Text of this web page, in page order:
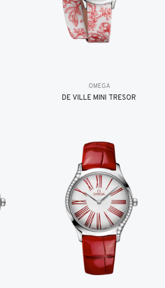
OMEGA
DE VILLE MINI TRÉSOR